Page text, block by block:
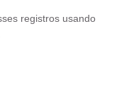
registros usando